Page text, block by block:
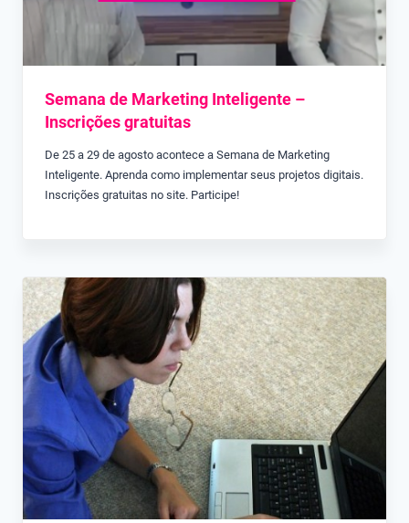
Semana de Marketing Inteligente –
Inscrições gratuitas
De 25 a 29 de agosto acontece a Semana de Marketing
Inteligente. Aprenda como implementar seus projetos digitais.
Inscrições gratuitas no site. Participe!